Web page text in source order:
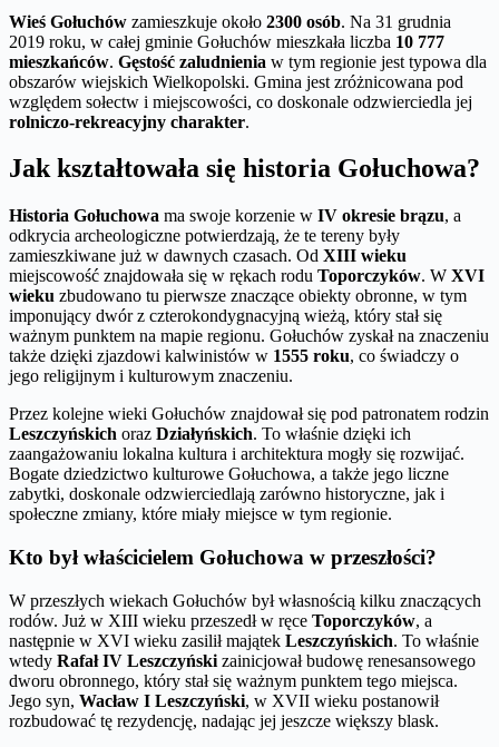
Wieś Gołuchów zamieszkuje około 2300 osób. Na 31 grudnia
2019 roku, w całej gminie Gołuchów mieszkała liczba 10 777
mieszkańców. Gęstość zaludnienia w tym regionie jest typowa dla
obszarów wiejskich Wielkopolski. Gmina jest zróżnicowana pod
względem sołectw i miejscowości, co doskonale odzwierciedla jej
rolniczo-rekreacyjny charakter.
Jak kształtowała się historia Gołuchowa?
Historia Gołuchowa ma swoje korzenie w IV okresie brązu, a
odkrycia archeologiczne potwierdzają, że te tereny były
zamieszkiwane już w dawnych czasach. Od XIII wieku
miejscowość znajdowała się w rękach rodu Toporczyków. W XVI
wieku zbudowano tu pierwsze znaczące obiekty obronne, w tym
imponujący dwór z czterokondygnacyjną wieżą, który stał się
ważnym punktem na mapie regionu. Gołuchów zyskał na znaczeniu
także dzięki zjazdowi kalwinistów w 1555 roku, co świadczy o
jego religijnym i kulturowym znaczeniu.
Przez kolejne wieki Gołuchów znajdował się pod patronatem rodzin
Leszczyńskich oraz Działyńskich. To właśnie dzięki ich
zaangażowaniu lokalna kultura i architektura mogły się rozwijać.
Bogate dziedzictwo kulturowe Gołuchowa, a także jego liczne
zabytki, doskonale odzwierciedlają zarówno historyczne, jak i
społeczne zmiany, które miały miejsce w tym regionie.
Kto był właścicielem Gołuchowa w przeszłości?
W przeszłych wiekach Gołuchów był własnością kilku znaczących
rodów. Już w XIII wieku przeszedł w ręce Toporczyków, a
następnie w XVI wieku zasilił majątek Leszczyńskich. To właśnie
wtedy Rafał IV Leszczyński zainicjował budowę renesansowego
dworu obronnego, który stał się ważnym punktem tego miejsca.
Jego syn, Wacław I Leszczyński, w XVII wieku postanowił
rozbudować tę rezydencję, nadając jej jeszcze większy blask.